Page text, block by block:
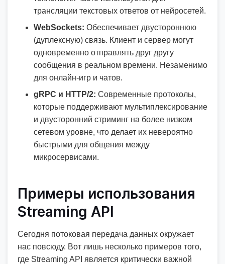
трансляции текстовых ответов от нейросетей.
WebSockets: Обеспечивает двустороннюю
(дуплексную) связь. Клиент и сервер могут
одновременно отправлять друг другу
сообщения в реальном времени. Незаменимо
для онлайн-игр и чатов.
gRPC и HTTP/2: Современные протоколы,
которые поддерживают мультиплексирование
и двусторонний стриминг на более низком
сетевом уровне, что делает их невероятно
быстрыми для общения между
микросервисами.
Примеры использования
Streaming API
Сегодня потоковая передача данных окружает
нас повсюду. Вот лишь несколько примеров того,
где Streaming API является критически важной